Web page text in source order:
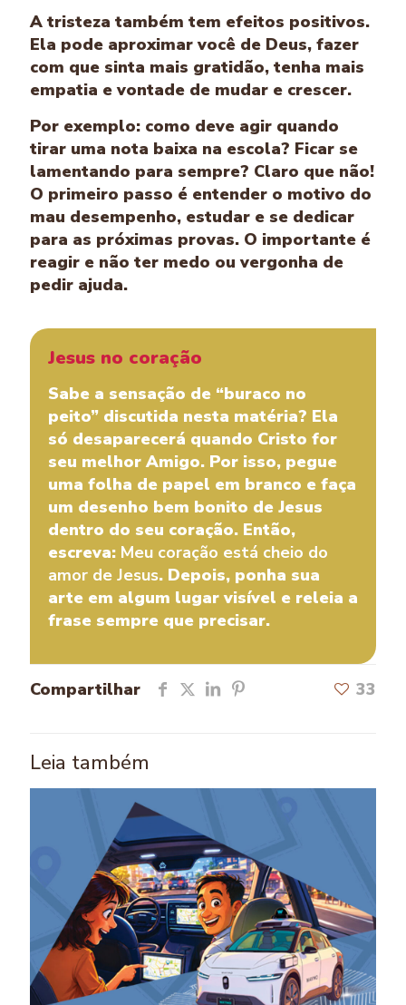
A tristeza também tem efeitos positivos.
Ela pode aproximar você de Deus, fazer
com que sinta mais gratidão, tenha mais
empatia e vontade de mudar e crescer.
Por exemplo: como deve agir quando
tirar uma nota baixa na escola? Ficar se
lamentando para sempre? Claro que não!
O primeiro passo é entender o motivo do
mau desempenho, estudar e se dedicar
para as próximas provas. O importante é
reagir e não ter medo ou vergonha de
pedir ajuda.
Jesus no coração
Sabe a sensação de “buraco no
peito” discutida nesta matéria? Ela
só desaparecerá quando Cristo for
seu melhor Amigo. Por isso, pegue
uma folha de papel em branco e faça
um desenho bem bonito de Jesus
dentro do seu coração. Então,
escreva: Meu coração está cheio do
amor de Jesus. Depois, ponha sua
arte em algum lugar visível e releia a
frase sempre que precisar.
Compartilhar 33
Leia também